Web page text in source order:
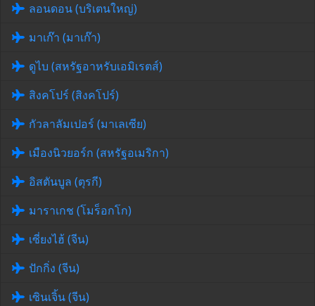
ลอนดอน (บริเตนใหญ่)
มาเก๊า (มาเก๊า)
ดูไบ (สหรัฐอาหรับเอมิเรตส์)
สิงคโปร์ (สิงคโปร์)
กัวลาลัมเปอร์ (มาเลเซีย)
เมืองนิวยอร์ก (สหรัฐอเมริกา)
อิสตันบูล (ตุรกี)
มาราเกช (โมร็อกโก)
เซี่ยงไฮ้ (จีน)
ปักกิ่ง (จีน)
เซินเจิ้น (จีน)